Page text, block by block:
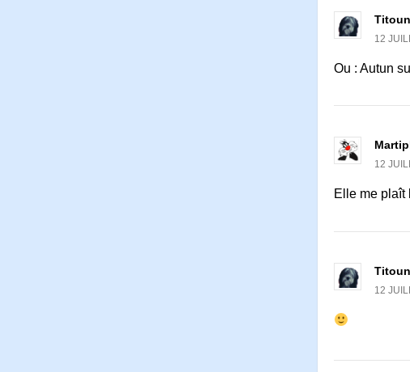
12
Ou : Autun
12
Elle me plaît
12